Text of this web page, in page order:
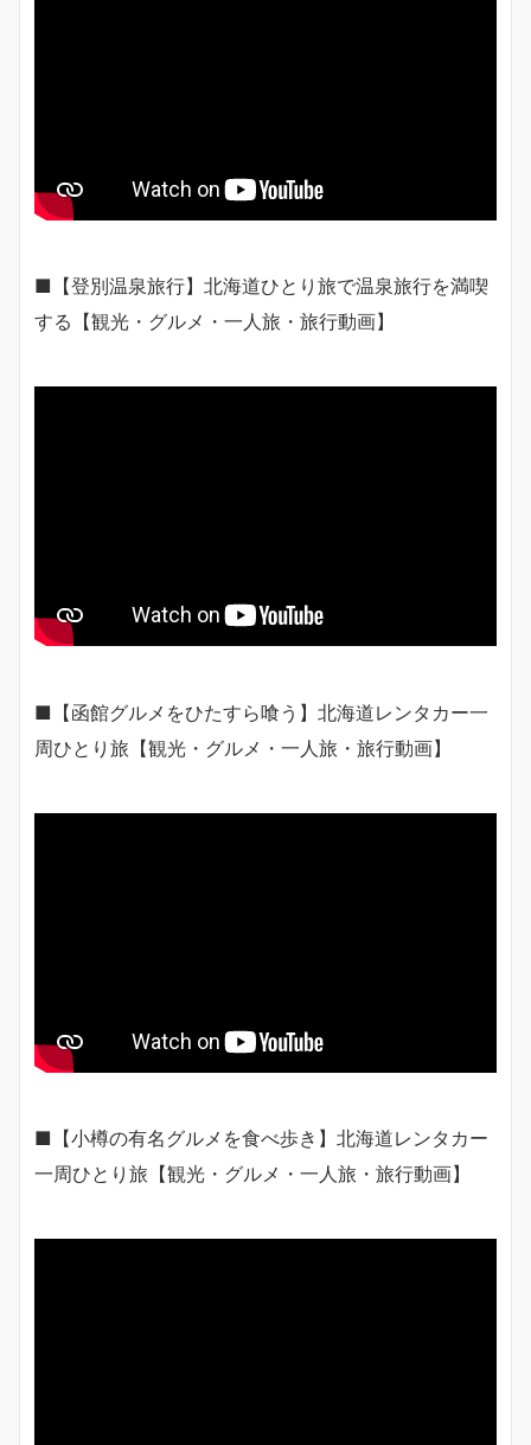
■【登別温泉旅行】北海道ひとり旅で温泉旅行を満喫
する【観光・グルメ・一人旅・旅行動画】
■【函館グルメをひたすら喰う】北海道レンタカー一
周ひとり旅【観光・グルメ・一人旅・旅行動画】
■【小樽の有名グルメを食べ歩き】北海道レンタカー
一周ひとり旅【観光・グルメ・一人旅・旅行動画】